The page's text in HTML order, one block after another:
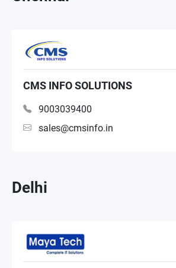
CMS INFO SOLUTIONS
9003039400
sales@cmsinfo.in
Delhi